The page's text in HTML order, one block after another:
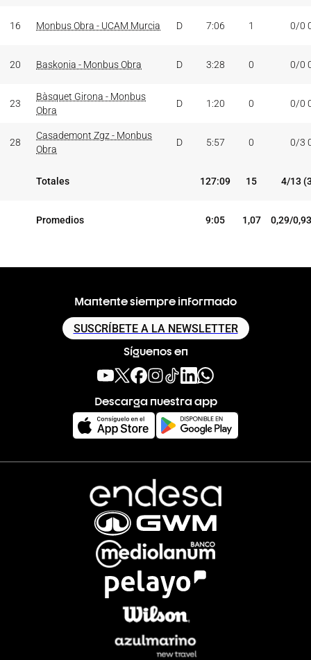
16 Monbus Obra - UCAM Murcia D 7:06 1 0/0
20 Baskonia - Monbus Obra D 3:28 0 0/0
23
Bàsquet Girona - Monbus
Obra
D 1:20 0 0/0
28
Casademont Zgz - Monbus
Obra
D 5:57 0 0/3
Totales 127:09 15 4/13
Promedios 9:05 1,07 0,29/
Mantente siempre informado
SUSCRÍBETE A LA NEWSLETTER
Síguenos en
Descarga nuestra app